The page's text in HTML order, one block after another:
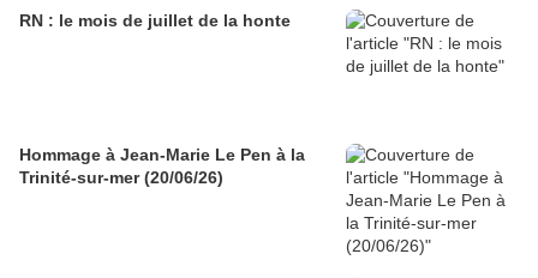
RN : le mois de juillet de la honte
Hommage à Jean-Marie Le Pen à la
Trinité-sur-mer (20/06/26)